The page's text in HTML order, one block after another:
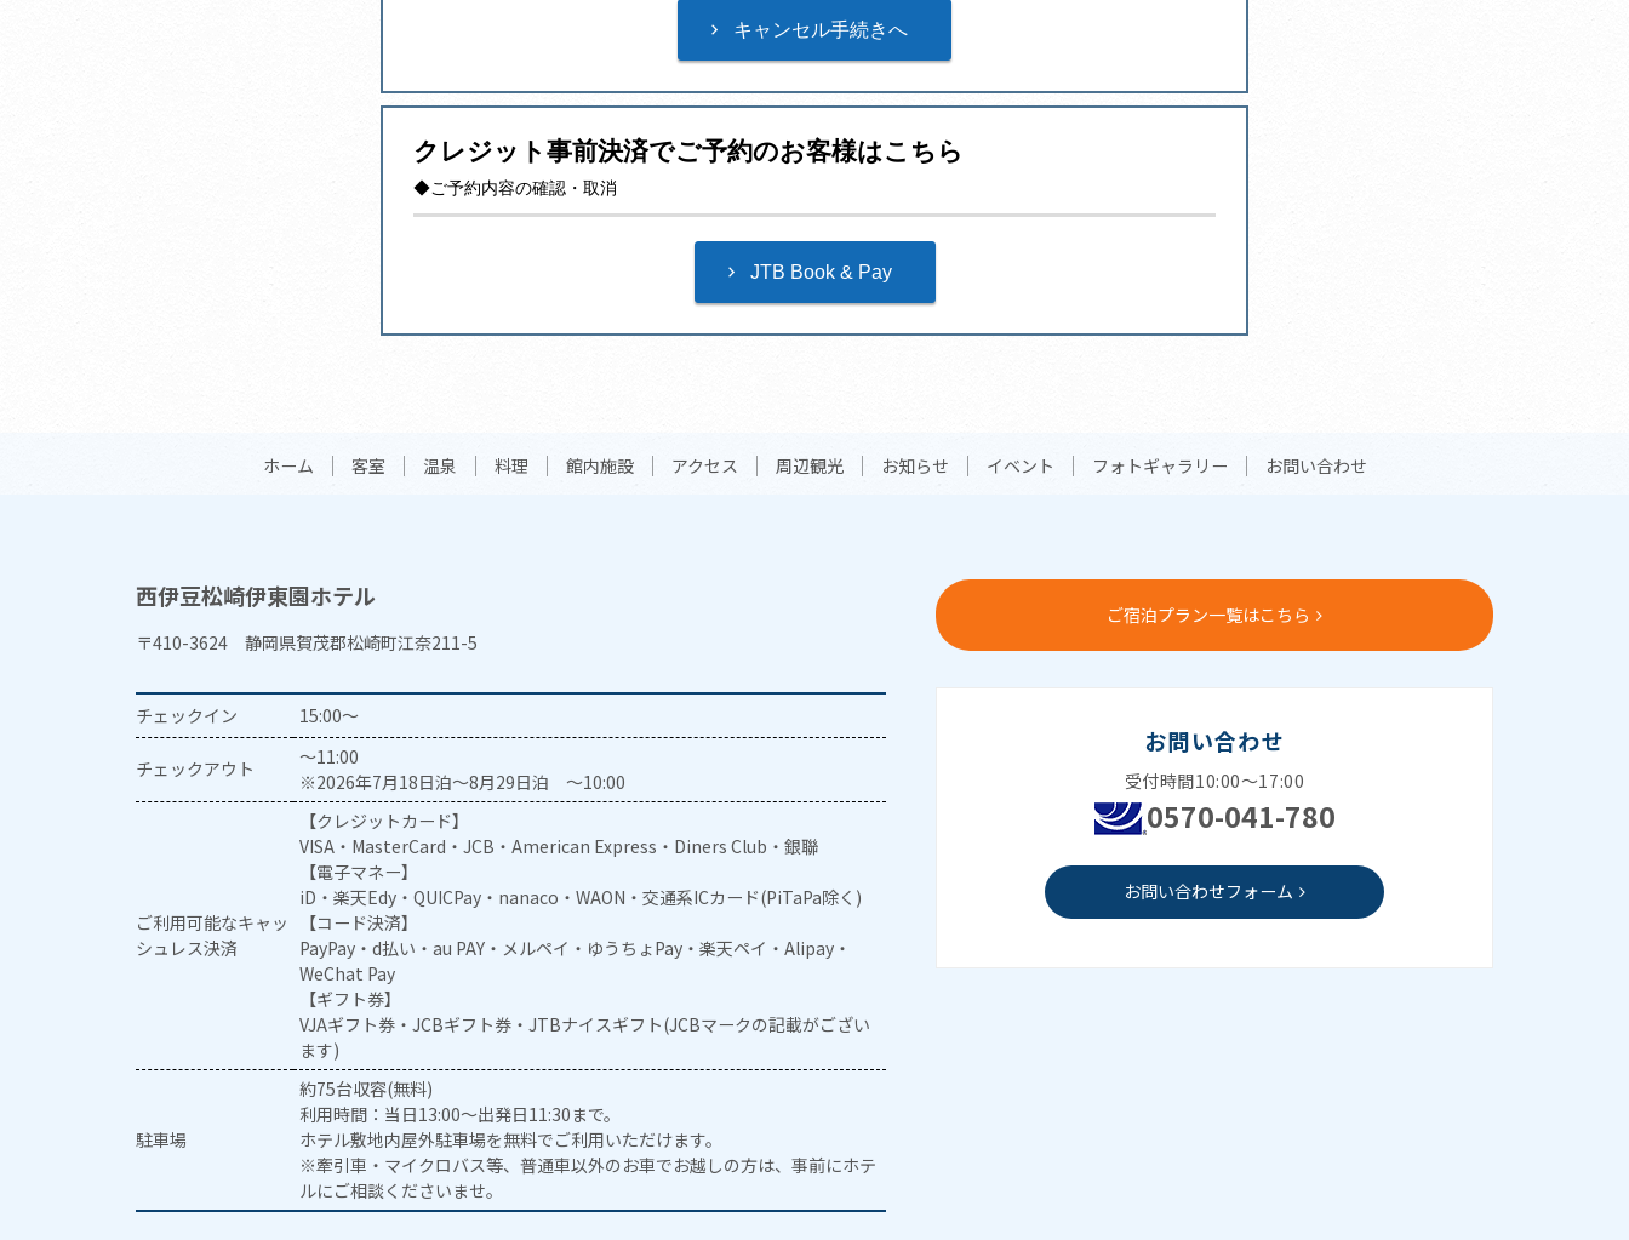
クレジット事前決済でご予約のお客様はこちら
◆ご予約内容の確認・取消
ホーム 客室 温泉 料理 館内施設 アクセス 周辺観光 お知らせ イベント フォトギャラリー お問い合わせ
西伊豆松崎伊東園ホテル
〒410-3624 静岡県賀茂郡松崎町江奈211-5
チェックイン 15:00～
チェックアウト
～11:00
※2026年7月18日泊～8月29日泊 ～10:00
ご利用可能なキャッ
シュレス決済
【クレジットカード】
VISA・MasterCard・JCB・American Express・Diners Club・銀聯
【電子マネー】
iD・楽天Edy・QUICPay・nanaco・WAON・交通系ICカード(PiTaPa除く)
【コード決済】
PayPay・d払い・au PAY・メルペイ・ゆうちょPay・楽天ペイ・Alipay・
WeChat Pay
【ギフト券】
VJAギフト券・JCBギフト券・JTBナイスギフト(JCBマークの記載がござい
ます)
駐車場
約75台収容(無料)
利用時間：当日13:00～出発日11:30まで。
ホテル敷地内屋外駐車場を無料でご利用いただけます。
※牽引車・マイクロバス等、普通車以外のお車でお越しの方は、事前にホテ
ルにご相談くださいませ。
ご宿泊プラン一覧はこちら
お問い合わせ
受付時間10:00～17:00
0570-041-780
お問い合わせフォーム